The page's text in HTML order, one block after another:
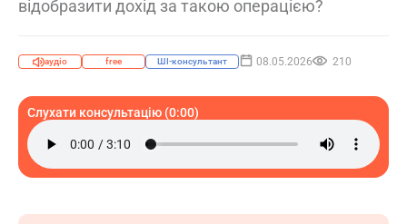
відобразити дохід за такою операцією?
аудіо free ШІ-консультант 08.05.2026 210
Слухати консультацію (0:00)